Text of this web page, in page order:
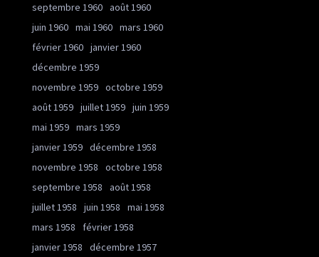
septembre 1960 août 1960
juin 1960 mai 1960 mars 1960
février 1960 janvier 1960
décembre 1959
novembre 1959 octobre 1959
août 1959 juillet 1959 juin 1959
mai 1959 mars 1959
janvier 1959 décembre 1958
novembre 1958
octobre 1958
septembre 1958
août 1958
juillet 1958
juin 1958
mai 1958
mars 1958
février 1958
janvier 1958
décembre 1957